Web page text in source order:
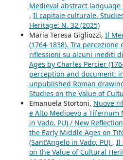
Medieval abstract
, Il capitale culturale.
Heritage: N. 32 (2025)
Maria Teresa Gigliozzi, Il
(1764-1838). Tra
riflessioni su alcuni inediti
Ages by Charles Percier
perception and document:
unpublished Roman
Studies on the Value of
Emanuela Stortoni, Nuove
e Alto Medioevo a Tifernum
in Vado, PU) / New
the Early Middle Ages on
(Sant'Angelo in Vado, PU) , Il
on the Value of Cultural